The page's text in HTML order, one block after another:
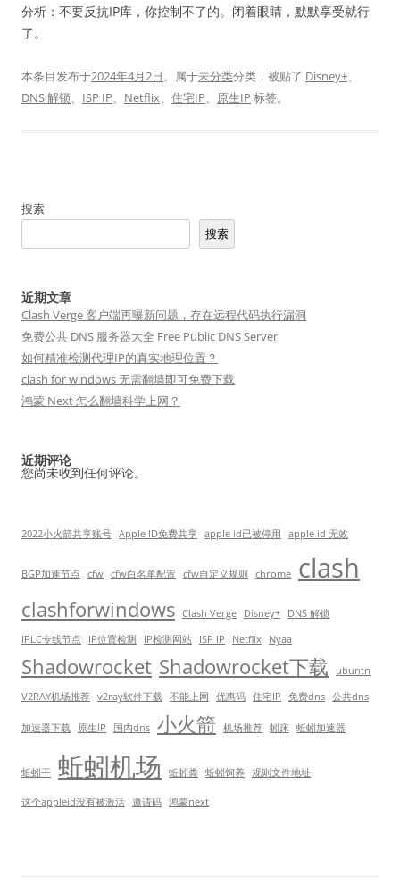
分析：不要反抗IP库，你控制不了的。闭着眼睛，默默享受就行
了。
本条目发布于2024年4月2日。属于未分类分类，被贴了 Disney+、
DNS 解锁、 ISP IP、 Netflix、 住宅IP、 原生IP 标签。
搜索
搜索
近期文章
Clash Verge 客户端再曝新问题，存在远程代码执行漏洞
免费公共 DNS 服务器大全 Free Public DNS Server
如何精准检测代理IP的真实地理位置？
clash for windows 无需翻墙即可免费下载
鸿蒙 Next 怎么翻墙科学上网？
近期评论
您尚未收到任何评论。
2022小火箭共享账号 Apple ID免费共享 apple id已被停用 apple id 无效
BGP加速节点 cfw cfw白名单配置 cfw自定义规则 chrome clash
clashforwindows Clash Verge Disney+ DNS 解锁
IPLC专线节点 IP位置检测 IP检测网站 ISP IP Netflix Nyaa
Shadowrocket Shadowrocket下载 ubuntn
V2RAY机场推荐 v2ray软件下载 不能上网 优惠码 住宅IP 免费dns 公共dns
加速器下载 原生IP 国内dns 小火箭 机场推荐 蚓床 蚯蚓加速器
蚯蚓干 蚯蚓机场 蚯蚓粪 蚯蚓饲养 规则文件地址
这个appleid没有被激活 邀请码 鸿蒙next